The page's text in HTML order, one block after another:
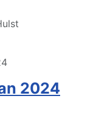
2024